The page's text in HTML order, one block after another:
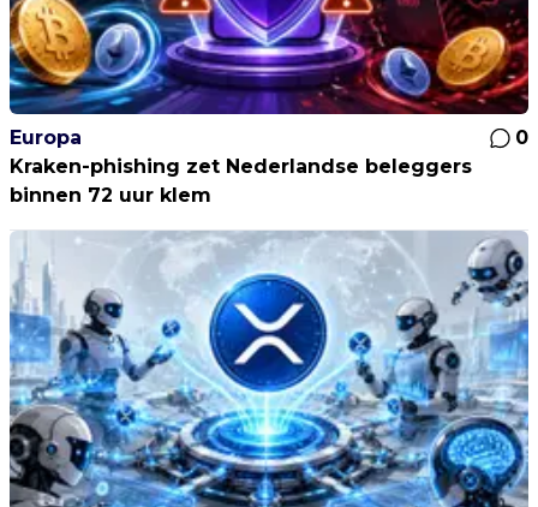
Europa
0
Kraken-phishing zet Nederlandse beleggers
binnen 72 uur klem